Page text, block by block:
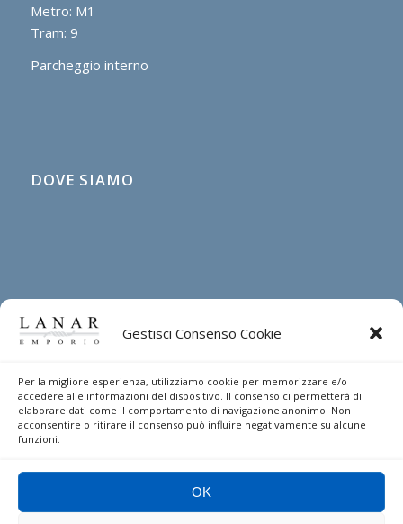
Gestisci Consenso Cookie
Per la migliore esperienza, utilizziamo cookie per memorizzare e/o
accedere alle informazioni del dispositivo. Il consenso ci permetterà di
elaborare dati come il comportamento di navigazione anonimo. Non
acconsentire o ritirare il consenso può influire negativamente su alcune
funzioni.
OK
Metro: M1
Tram: 9
Parcheggio interno
DOVE SIAMO
DIRITTO DI RECESSO
Indicazioni per esercitare il diritto di recesso